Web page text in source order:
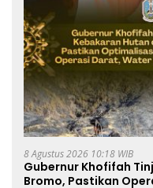
8 Agustus 2026 10:18 WIB
Gubernur Khofifah
Bromo, Pastikan